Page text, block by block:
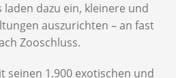
dazu ein, kleinere und
auszurichten – an fast
Zooschluss.
seinen 1.900 exotischen und